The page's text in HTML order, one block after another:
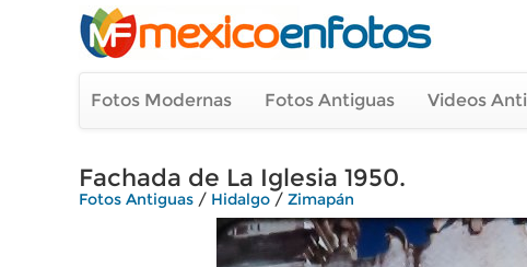
Fotos Modernas Fotos Antiguas Videos
Fachada de La Iglesia 1950.
Fotos Antiguas / Hidalgo / Zimapán